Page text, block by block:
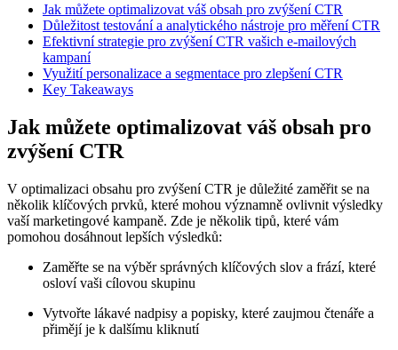
Jak můžete optimalizovat váš obsah pro zvýšení CTR
Důležitost testování a analytického nástroje pro měření CTR
Efektivní strategie pro zvýšení CTR vašich e-mailových
kampaní
Využití personalizace a segmentace pro zlepšení CTR
Key Takeaways
Jak můžete optimalizovat váš obsah pro
zvýšení CTR
V optimalizaci obsahu pro zvýšení CTR je důležité zaměřit se na
několik klíčových prvků, které mohou významně ovlivnit výsledky
vaší marketingové kampaně. Zde je několik tipů, které vám
pomohou dosáhnout lepších výsledků:
Zaměřte se na výběr správných klíčových slov a frází, které
osloví vaši cílovou skupinu
Vytvořte lákavé nadpisy a popisky, které zaujmou čtenáře a
přimějí je k dalšímu kliknutí